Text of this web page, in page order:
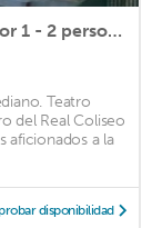
Holiday apartment Collado Mediano for 1 - 2 persons with 1 bedroom - Holiday apartment in one or mul
Teatro
del Real Coliseo
aficionados a la
disponibilidad